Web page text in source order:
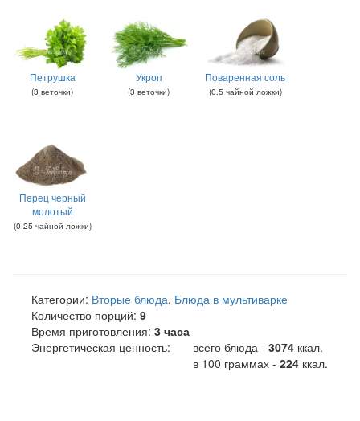
Петрушка
(3 веточки)
Укроп
(3 веточки)
Поваренная соль
(0.5 чайной ложки)
Перец черный
молотый
(0.25 чайной ложки)
Категории: Вторые блюда, Блюда в мультиварке
Количество порций: 9
Время приготовления: 3 часа
Энергетическая ценность:
всего блюда - 3074 ккал.
в 100 граммах - 224 ккал.